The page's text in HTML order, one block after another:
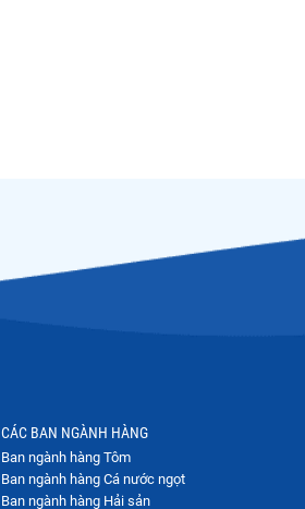
CÁC BAN NGÀNH HÀNG
Ban ngành hàng Tôm
Ban ngành hàng Cá nước ngọt
Ban ngành hàng Hải sản